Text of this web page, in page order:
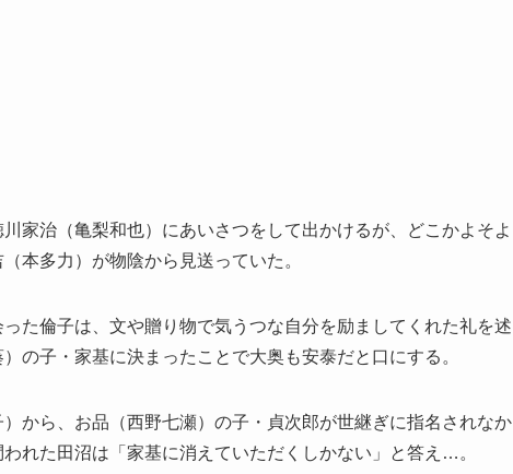
家治（亀梨和也）にあいさつをして出かけるが、どこかよそよ
本多力）が物陰から見送っていた。
た倫子は、文や贈り物で気うつな自分を励ましてくれた礼を述
の子・家基に決まったことで大奥も安泰だと口にする。
から、お品（西野七瀬）の子・貞次郎が世継ぎに指名されなか
れた田沼は「家基に消えていただくしかない」と答え…。